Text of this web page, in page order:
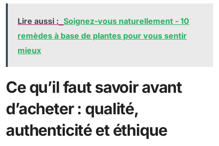
Lire aussi : Soignez-vous naturellement - 10
remèdes à base de plantes pour vous sentir
mieux
Ce qu’il faut savoir avant
d’acheter : qualité,
authenticité et éthique